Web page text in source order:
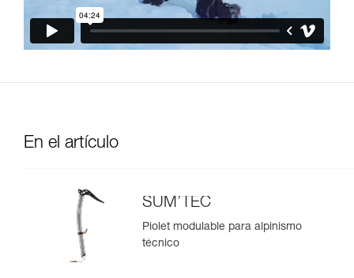
En el artículo
SUM’TEC
Piolet modulable para alpinismo
técnico